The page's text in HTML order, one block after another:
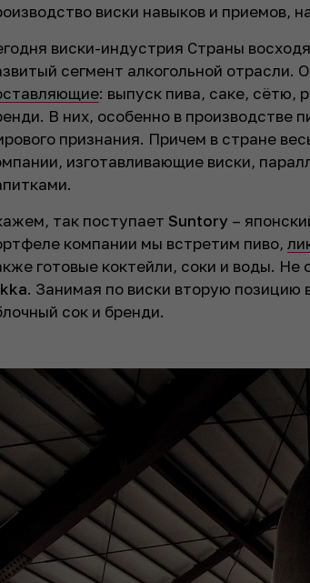
виски навыков и приемов,
виски-индустрия Страны
сегмент алкогольной отрасли.
: выпуск пива, саке, сётю,
В них, особенно в производстве
признания. Причем в стране
изготавливающие виски,
так поступает Suntory –
компании мы встретим пиво,
готовые коктейли, соки и воды. Не
. Занимая по виски вторую позицию
сок и бренди.